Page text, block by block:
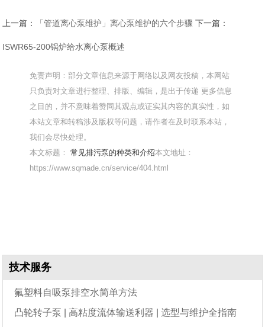
上一篇： 「管道离心泵维护」离心泵维护的六个步骤 下一篇：
ISWR65-200锅炉给水离心泵概述
免责声明：部分文章信息来源于网络以及网友投稿，本网站
只负责对文章进行整理、排版、编辑，是出于传递 更多信息
之目的，并不意味着赞同其观点或证实其内容的真实性，如
本站文章和转稿涉及版权等问题，请作者在及时联系本站，
我们会尽快处理。
本文标题：常见排污泵的种类和介绍本文地址：
https://www.sqmade.cn/service/404.html
技术服务
氟塑料自吸泵排空水简单方法
凸轮转子泵 | 高粘度流体输送利器 | 选型与维护全指南